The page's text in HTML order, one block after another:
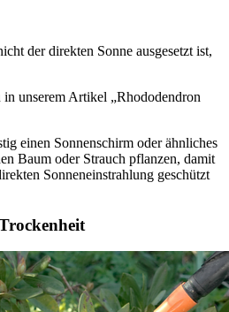
der direkten Sonne ausgesetzt ist,
unserem Artikel „Rhododendron
einen Sonnenschirm oder ähnliches
Baum oder Strauch pflanzen, damit
Sonneneinstrahlung geschützt